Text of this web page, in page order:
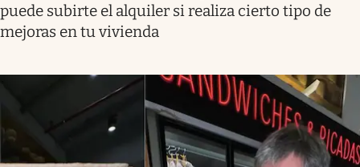
puede subirte el alquiler si realiza cierto tipo de
mejoras en tu vivienda